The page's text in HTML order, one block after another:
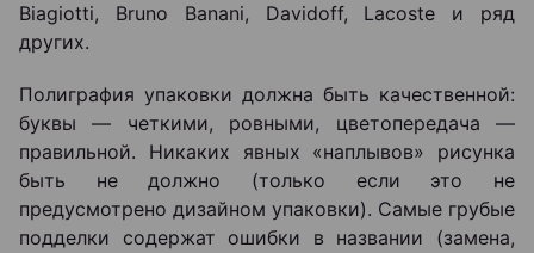
Biagiotti, Bruno Banani, Davidoff, Lacoste и ряд
других.
Полиграфия упаковки должна быть качественной:
буквы — четкими, ровными, цветопередача —
правильной. Никаких явных «наплывов» рисунка
быть не должно (только если это не
предусмотрено дизайном упаковки). Самые грубые
подделки содержат ошибки в названии (замена,